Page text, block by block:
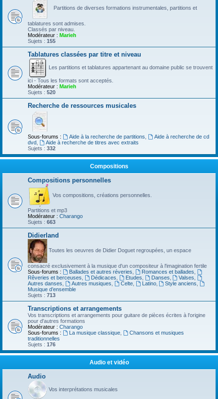
Partitions de diverses formations instrumentales, partitions et
tablatures sont admises.
Classés par niveau.
Modérateur : Marieh
Sujets : 155
Tablatures classées par titre et niveau
Les partitions et tablatures appartenant au domaine public se trouvent
ici - Tous les formats sont acceptés.
Modérateur : Marieh
Sujets : 520
Recherche de ressources musicales
Sous-forums : Aide à la recherche de partitions
Aide à recherche de cd
dvd
Aide à recherche de titres avec extraits
Sujets : 332
Compositions
Compositions personnelles
Vos compositions, créations personnelles.
Partitions et mp3
Modérateur : Charango
Sujets : 663
Didierland
Toutes les oeuvres de Didier Doguet regroupées, un espace
consacré exclusivement à la musique d'un compositeur à l'imagination fertile
Sous-forums :
Ballades et autres réveries Romances et ballades
Rêveries et berceuses
Dédicaces Etudes Danses Valses
Autres danses
Autres musiques Celte, Latino, Style anciens
Musique d’ensemble
Sujets : 713
Transcriptions et arrangements
Vos transcriptions et arrangements pour guitare de pièces écrites à l'origine
pour d'autres formations
Modérateur : Charango
Sous-forums :
La musique classique,
Chansons et musiques
traditionnelles
Sujets : 176
Audio et vidéo
Audio
Vos interprétations musicales